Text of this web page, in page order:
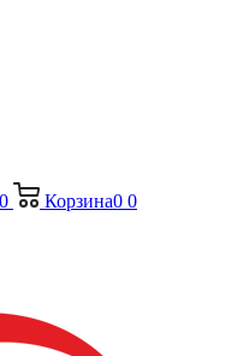
0 Корзина0 0